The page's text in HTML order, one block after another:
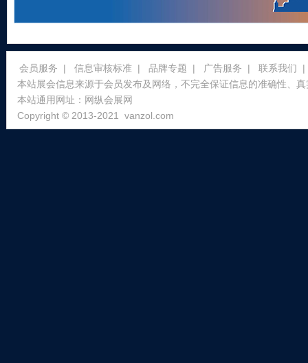
会员服务 | 信息审核标准 | 品牌专题 | 广告服务 | 联系我们
|
本站展会信息来源于会员发布及网络，不完全保证信息的准确性、
本站通用网址： 网纵会展网
Copyright © 2013-2021 vanzol.com